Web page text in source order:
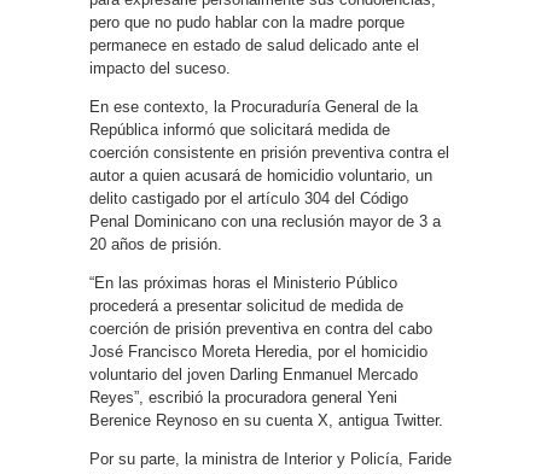
pero que no pudo hablar con la madre porque
permanece en estado de salud delicado ante el
impacto del suceso.
En ese contexto, la Procuraduría General de la
República informó que solicitará medida de
coerción consistente en prisión preventiva contra el
autor a quien acusará de homicidio voluntario, un
delito castigado por el artículo 304 del Código
Penal Dominicano con una reclusión mayor de 3 a
20 años de prisión.
“En las próximas horas el Ministerio Público
procederá a presentar solicitud de medida de
coerción de prisión preventiva en contra del cabo
José Francisco Moreta Heredia, por el homicidio
voluntario del joven Darling Enmanuel Mercado
Reyes”, escribió la procuradora general Yeni
Berenice Reynoso en su cuenta X, antigua Twitter.
Por su parte, la ministra de Interior y Policía, Faride